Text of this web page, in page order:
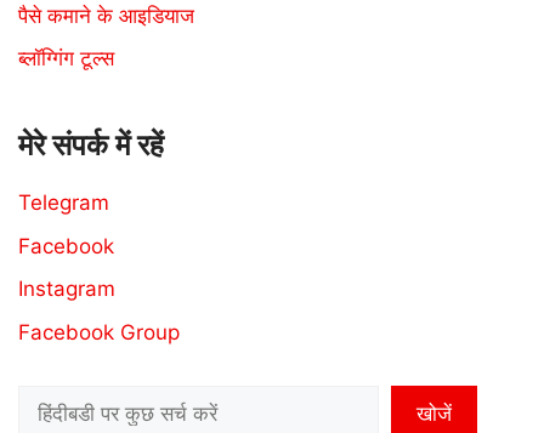
पैसे कमाने के आइडियाज
ब्लॉग्गिंग टूल्स
मेरे संपर्क में रहें
Telegram
Facebook
Instagram
Facebook Group
Search
खोजें